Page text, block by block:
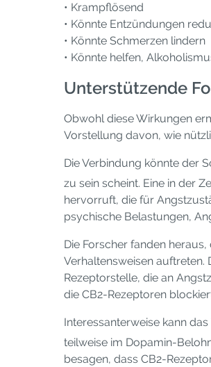
• Krampflösend
• Könnte Entzündungen
• Könnte Schmerzen lindern
• Könnte helfen,
Unterstützende
Obwohl diese Wirkungen
Vorstellung davon, wie
Die Verbindung könnte der
zu sein scheint. Eine in der
hervorruft, die für
psychische Belastungen,
Die Forscher fanden
Verhaltensweisen auftreten.
Rezeptorstelle, die an
die CB2-Rezeptoren
Interessanterweise kann
teilweise im Dopamin-
besagen, dass CB2-